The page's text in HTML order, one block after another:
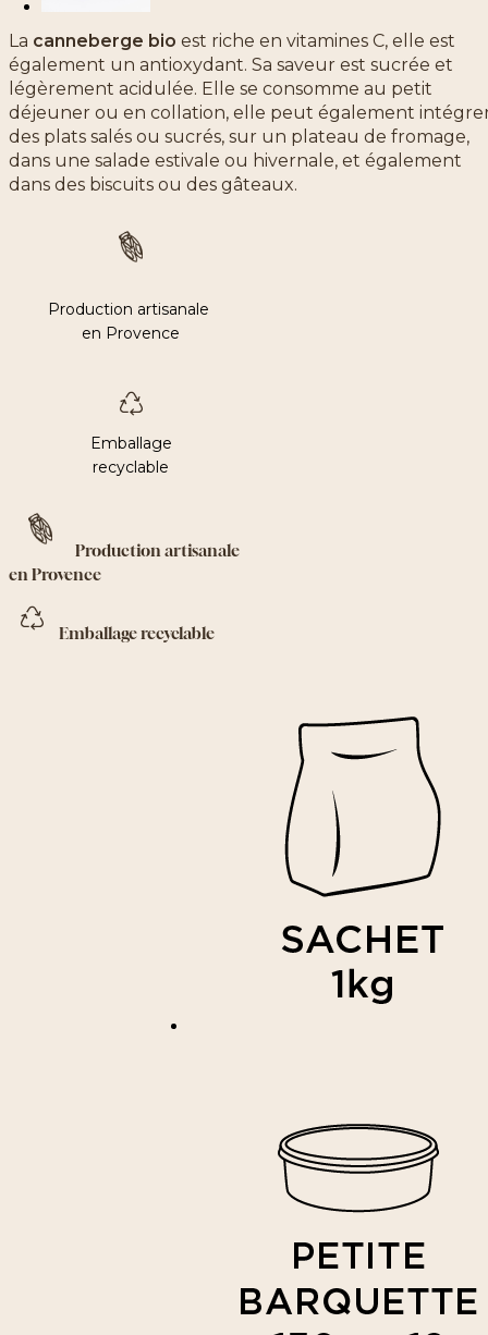
La canneberge bio est riche en vitamines C, elle est
également un antioxydant. Sa saveur est sucrée et
légèrement acidulée. Elle se consomme au petit
déjeuner ou en collation, elle peut également
des plats salés ou sucrés, sur un plateau de fromage,
dans une salade estivale ou hivernale, et également
dans des biscuits ou des gâteaux.
Production artisanale
en Provence
Emballage
recyclable
Production artisanale
en Provence
Emballage recyclable